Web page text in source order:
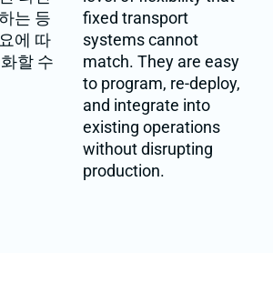
는 등
에 따
할 수
fixed transport
systems cannot
match. They are easy
to program, re-deploy,
and integrate into
existing operations
without disrupting
production.